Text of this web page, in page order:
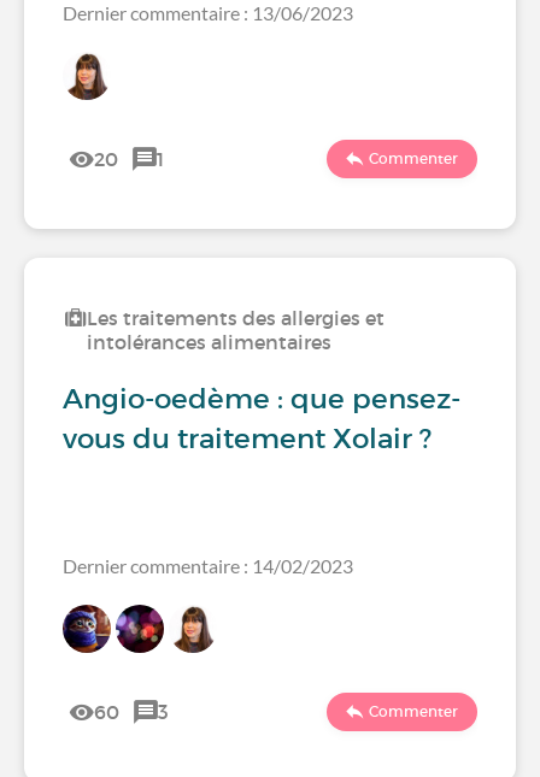
Dernier commentaire : 13/06/2023
20 1 Commenter
Les traitements des allergies et
intolérances alimentaires
Angio-oedème : que pensez-
vous du traitement Xolair ?
Dernier commentaire : 14/02/2023
60 3 Commenter